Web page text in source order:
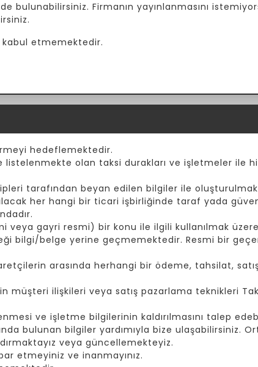
Firmanın yayınlanmasını
etmemektedir.
hedeflemektedir.
olan taksi durakları ve işletmeler ile
tarafından beyan edilen bilgiler ile
her hangi bir ticari işbirliğinde taraf yada
gayri resmi) bir konu ile ilgili kullanılmak
bilgi/belge yerine geçmemektedir. Resmi bir
arasında herhangi bir ödeme, tahsilat,
ilişkileri veya satış pazarlama teknikleri
ve işletme bilgilerinin kaldırılmasını talep
bulunan bilgiler yardımıyla bize ulaşabilirsiniz.
veya güncellemekteyiz.
etmeyiniz ve inanmayınız.